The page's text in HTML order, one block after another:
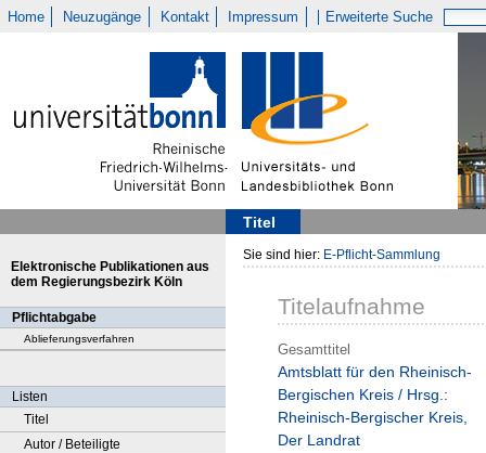
Home Neuzugänge Kontakt Impressum Erweiterte Suche
Titel
Elektronische Publikationen aus
dem Regierungsbezirk Köln
Pflichtabgabe
Ablieferungsverfahren
Listen
Titel
Autor / Beteiligte
Sie sind hier: E-Pflicht-Sammlung
Titelaufnahme
Gesamttitel
Amtsblatt für den Rheinisch-
Bergischen Kreis / Hrsg.:
Rheinisch-Bergischer Kreis,
Der Landrat